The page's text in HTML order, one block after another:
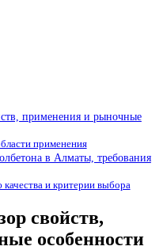
применения и рыночные
применения
в Алматы, требования
и критерии выбора
свойств,
особенности